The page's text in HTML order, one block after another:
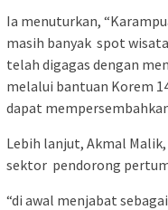
Ia menuturkan,
masih banyak spot
telah digagas dengan
melalui bantuan Korem
dapat
Lebih lanjut, Akmal
sektor pendorong
“di awal menjabat